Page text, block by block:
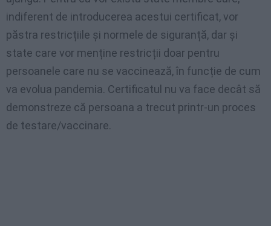
indiferent de introducerea acestui certificat, vor
păstra restricțiile și normele de siguranță, dar și
state care vor menține restricții doar pentru
persoanele care nu se vaccinează, în funcție de cum
va evolua pandemia. Certificatul nu va face decât să
demonstreze că persoana a trecut printr-un proces
de testare/vaccinare.